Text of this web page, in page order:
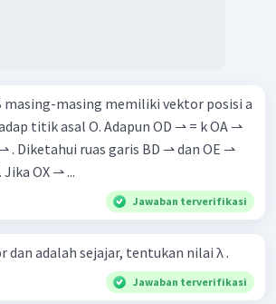
masing memiliki vektor posisi a
titik asal O. Adapun OD ⇀ = k OA ⇀
. Diketahui ruas garis BD ⇀ dan OE ⇀
OX ⇀ ...
Jawaban terverifikasi
adalah sejajar, tentukan nilai λ .
Jawaban terverifikasi